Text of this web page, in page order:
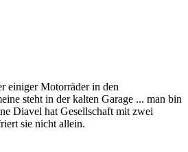
einiger Motorräder in den
steht in der kalten Garage ... man bin
Diavel hat Gesellschaft mit zwei
sie nicht allein.